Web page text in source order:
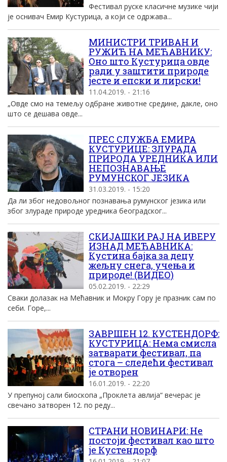
Фестивал руске класичне музике чији
је оснивач Емир Кустурица, а који се одржава...
МИНИСТРИ ТРИВАН И
РУЖИЋ НА МЕЋАВНИКУ:
Оно што Кустурица овде
ради у заштити природе
јесте и епски и лирски!
11.04.2019. - 21:16
„Овде смо на темељу одбране животне средине, дакле, оно
што се дешава овде...
ПРЕС СЛУЖБА ЕМИРА
КУСТУРИЦЕ: ЗЛУРАДА
ПРИРОДА УРЕДНИКА ИЛИ
НЕПОЗНАВАЊЕ
РУМУНСКОГ ЈЕЗИКА
31.03.2019. - 15:20
Да ли због недовољног познавања румунског језика или
због злураде природе уредника београдског...
СКИЈАШКИ РАЈ НА ИВЕРУ
ИЗНАД МЕЋАВНИКА:
Кустина бајка за децу
жељну снега, учења и
природе! (ВИДЕО)
05.02.2019. - 22:29
Сваки долазак на Мећавник и Мокру Гору је празник сам по
себи. Горе,...
ЗАВРШЕН 12. КУСТЕНДОРФ:
КУСТУРИЦА: Нема смисла
затварати фестивал, па
стога – следећи фестивал
је отворен
16.01.2019. - 22:20
У препуној сали биоскопа „Проклета авлија“ вечерас је
свечано затворен 12. по реду...
СТРАНИ НОВИНАРИ: Не
постоји фестивал као што
је Кустендорф